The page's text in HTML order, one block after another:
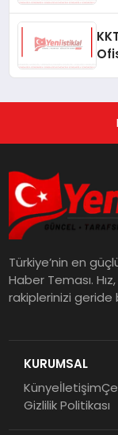
Türkiye’nin en
Haber Teması.
rakiplerinizi geride
KURUMSAL
Künyeİletişim
Gizlilik Politikası